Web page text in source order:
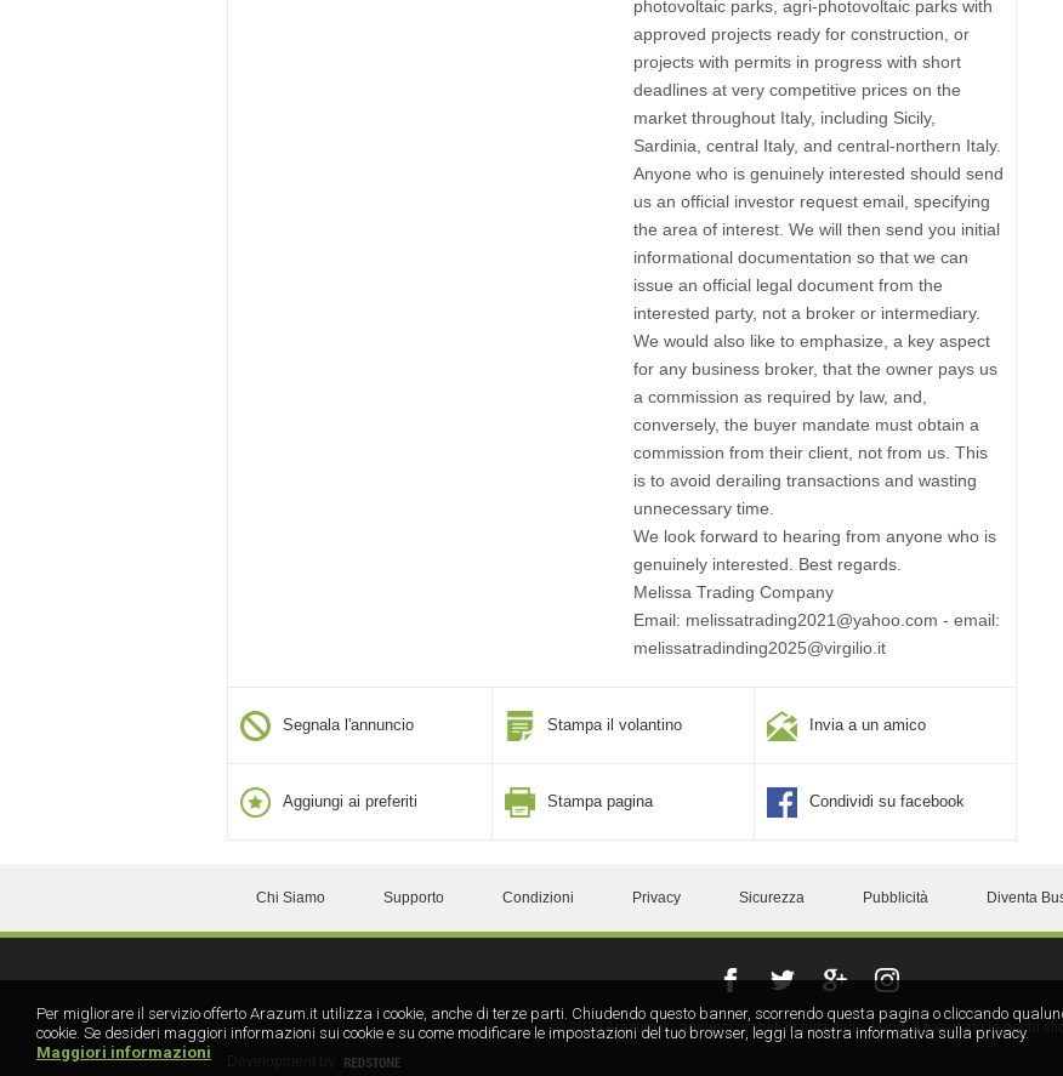
photovoltaic parks, agri-photovoltaic parks with
approved projects ready for construction, or
projects with permits in progress with short
deadlines at very competitive prices on the
market throughout Italy, including Sicily,
Sardinia, central Italy, and central-northern Italy.
Anyone who is genuinely interested should send
us an official investor request email, specifying
the area of ​​interest. We will then send you initial
informational documentation so that we can
issue an official legal document from the
interested party, not a broker or intermediary.
We would also like to emphasize, a key aspect
for any business broker, that the owner pays us
a commission as required by law, and,
conversely, the buyer mandate must obtain a
commission from their client, not from us. This
is to avoid derailing transactions and wasting
unnecessary time.
We look forward to hearing from anyone who is
genuinely interested. Best regards.
Melissa Trading Company
Email: melissatrading2021@yahoo.com - email:
melissatradinding2025@virgilio.it
Segnala l'annuncio Stampa il volantino Invia a un amico
Aggiungi ai preferiti Stampa pagina Condividi su facebook
Chi Siamo Supporto Condizioni Privacy Sicurezza Pubblicità Diventa
© 2026 Arazum.it - annunci gratuiti in tutta italia. Vendi il tuo usato in pochi
Per migliorare il servizio offerto Arazum.it utilizza i cookie, anche di terze parti. Chiudendo questo banner, scorrendo questa pagina o cliccando
cookie. Se desideri maggiori informazioni sui cookie e su come modificare le impostazioni del tuo browser, leggi la nostra informativa sulla privacy.
Maggiori informazioni